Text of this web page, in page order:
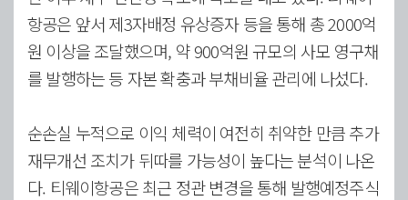
항공은 앞서 제3자배정 유상증자 등을 통해 총 2000억
원 이상을 조달했으며, 약 900억원 규모의 사모 영구채
를 발행하는 등 자본 확충과 부채비율 관리에 나섰다.
순손실 누적으로 이익 체력이 여전히 취약한 만큼 추가
재무개선 조치가 뒤따를 가능성이 높다는 분석이 나온
다. 티웨이항공은 최근 정관 변경을 통해 발행예정주식